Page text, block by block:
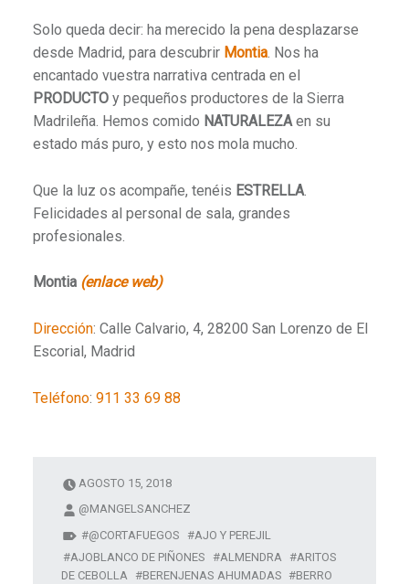
Solo queda decir: ha merecido la pena desplazarse
desde Madrid, para descubrir Montia. Nos ha
encantado vuestra narrativa centrada en el
PRODUCTOy pequeños productores de la Sierra
Madrileña. Hemos comido NATURALEZAen su
estado más puro, y esto nos mola mucho.
Que la luz os acompañe, tenéis ESTRELLA.
Felicidades al personal de sala, grandes
profesionales.
Montia (enlace web)
Dirección: Calle Calvario, 4, 28200 San Lorenzo de El
Escorial, Madrid
Teléfono: 911 33 69 88
AGOSTO 15, 2018
@MANGELSANCHEZ
@CORTAFUEGOS
AJO Y PEREJIL
AJOBLANCO DE PIÑONES
ALMENDRA
ARITOS
DE CEBOLLA
BERENJENAS AHUMADAS
BERRO